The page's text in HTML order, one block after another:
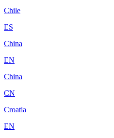
Chile
ES
China
EN
China
CN
Croatia
EN